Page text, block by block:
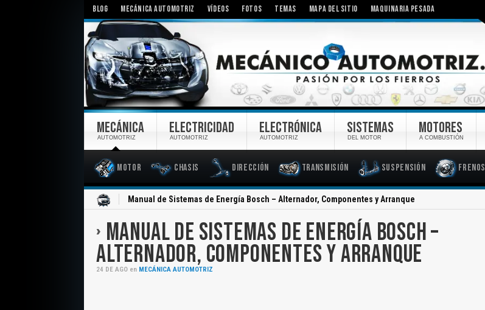
BLOG MECÁNICA AUTOMOTRIZ VÍDEOS FOTOS TEMAS MAPA DEL SITIO MAQUINARIA PESADA
MECÁNICA
AUTOMOTRIZ
Motor Chasis Dirección Transmisión Suspensión Frenos
ELECTRICIDAD
AUTOMOTRIZ
ELECTRÓNICA
AUTOMOTRIZ
SISTEMAS
DEL MOTOR
MOTORES
A COMBUSTIÓN
Manual de Sistemas de Energía Bosch – Alternador, Componentes y Arranque
MANUAL DE SISTEMAS DE ENERGÍA BOSCH –
ALTERNADOR, COMPONENTES Y ARRANQUE
24 DE AGO en MECÁNICA AUTOMOTRIZ